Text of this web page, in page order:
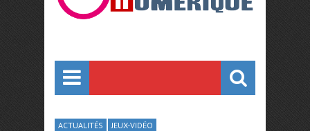
ACTUALITÉS JEUX-VIDÉO